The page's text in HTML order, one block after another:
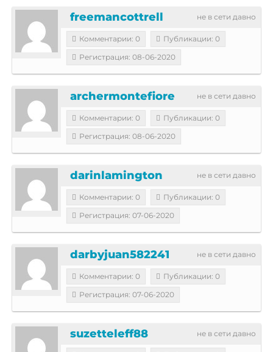
не в сети давно
freemancottrell
Комментарии: 0
Публикации: 0
Регистрация: 08-06-2020
не в сети давно
archermontefiore
Комментарии: 0
Публикации: 0
Регистрация: 08-06-2020
не в сети давно
darinlamington
Комментарии: 0
Публикации: 0
Регистрация: 07-06-2020
не в сети давно
darbyjuan582241
Комментарии: 0
Публикации: 0
Регистрация: 07-06-2020
не в сети давно
suzetteleff88